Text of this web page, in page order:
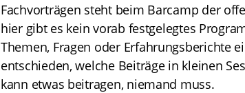
Fachvorträgen steht beim Barcamp der
hier gibt es kein vorab festgelegtes
Themen, Fragen oder Erfahrungsberichte
entschieden, welche Beiträge in kleinen
kann etwas beitragen, niemand muss.